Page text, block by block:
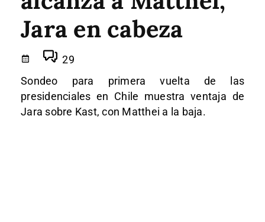
Jara en cabeza
29
Sondeo para primera vuelta de las
presidenciales en Chile muestra ventaja de
Jara sobre Kast, con Matthei a la baja.